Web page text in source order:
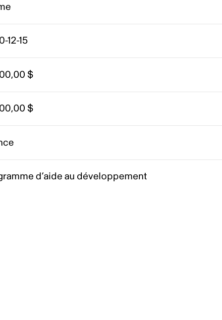
12-15
$
$
d’aide au développement